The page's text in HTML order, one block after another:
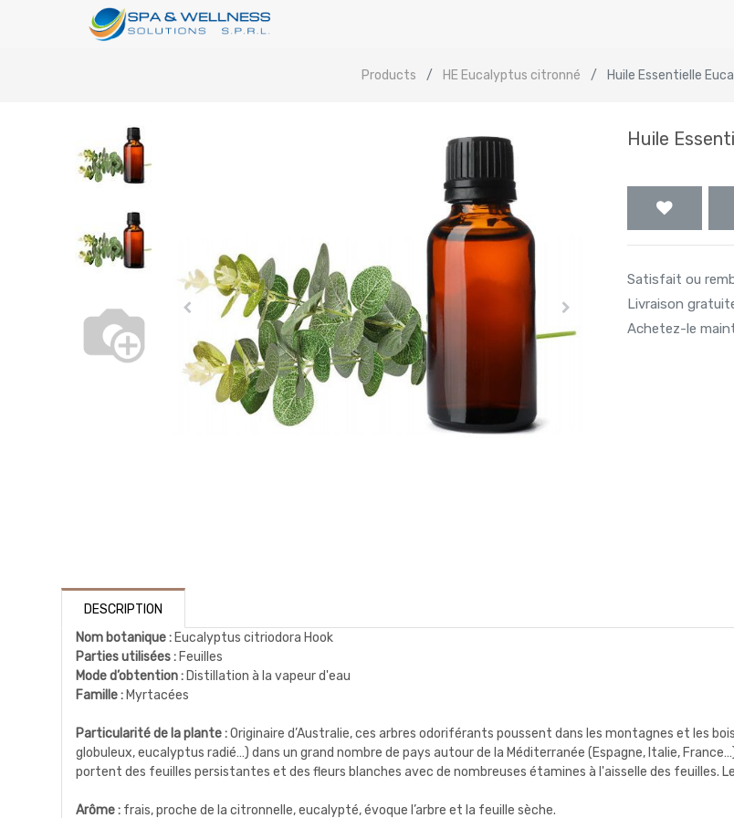
Products HE Eucalyptus citronné Huile Essentielle
Huile
Satisfait ou
Livraison
Achetez-le
DESCRIPTION
Nom botanique :Eucalyptus citriodora Hook
Parties utilisées :Feuilles
Mode d’obtention :Distillation à la vapeur d'eau
Famille :Myrtacées
Particularité de la plante :Originaire d’Australie, ces arbres odoriférants poussent dans les montagnes et les
globuleux, eucalyptus radié…) dans un grand nombre de pays autour de la Méditerranée (Espagne, Italie,
portent des feuilles persistantes et des fleurs blanches avec de nombreuses étamines à l'aisselle des feuilles.
Arôme : frais, proche de la citronnelle, eucalypté, évoque l’arbre et la feuille sèche.